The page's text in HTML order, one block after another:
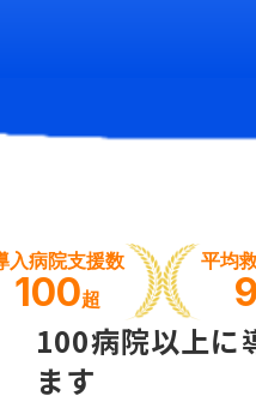
入病院支援数
100超
平均
100病院以上に
ます